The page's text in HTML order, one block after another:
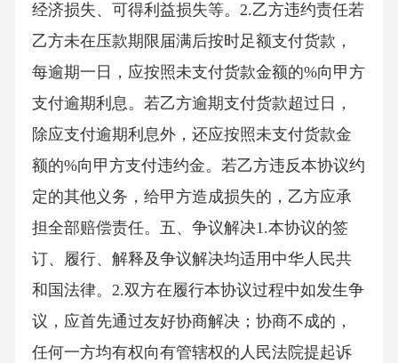
经济损失、可得利益损失等。2.乙方违约责任若
乙方未在压款期限届满后按时足额支付货款，
每逾期一日，应按照未支付货款金额的%向甲方
支付逾期利息。若乙方逾期支付货款超过日，
除应支付逾期利息外，还应按照未支付货款金
额的%向甲方支付违约金。若乙方违反本协议约
定的其他义务，给甲方造成损失的，乙方应承
担全部赔偿责任。五、争议解决1.本协议的签
订、履行、解释及争议解决均适用中华人民共
和国法律。2.双方在履行本协议过程中如发生争
议，应首先通过友好协商解决；协商不成的，
任何一方均有权向有管辖权的人民法院提起诉